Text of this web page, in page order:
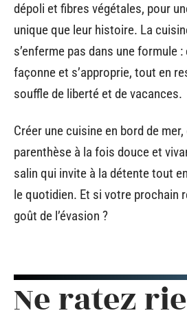
dépoli et fibres végétales, pour
unique que leur histoire. La
s’enferme pas dans une formule
façonne et s’approprie, tout en
souffle de liberté et de vacances.
Créer une cuisine en bord de
parenthèse à la fois douce et
salin qui invite à la détente tout
le quotidien. Et si votre prochain
goût de l’évasion ?
Ne ratez